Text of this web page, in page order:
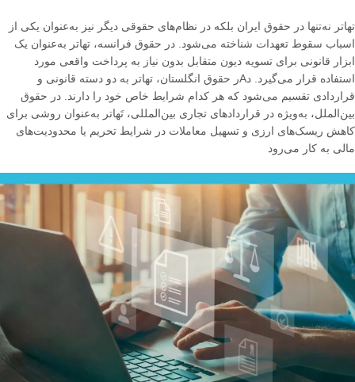
تهاتر نه‌تنها در حقوق ایران بلکه در نظام‌های حقوقی دیگر نیز به‌عنوان یکی از
اسباب سقوط تعهدات شناخته می‌شود
در حقوق فرانسه، تهاتر به‌عنوان یک
ابزار قانونی برای تسویه دیون متقابل بدون نیاز به پرداخت واقعی مورد
استفاده قرار می‌گیرد
دAر حقوق انگلستان، تهاتر به دو دسته قانونی و
قراردادی تقسیم می‌شود که هر کدام شرایط خاص خود را دارند
در حقوق
بین‌الملل، به‌ویژه در قراردادهای تجاری بین‌المللی، تَهاتر به‌عنوان روشی برای
کاهش ریسک‌های ارزی و تسهیل معاملات در شرایط تحریم یا محدودیت‌های
مالی به کار می‌رود